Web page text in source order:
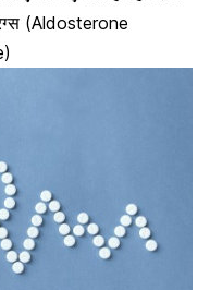
(Aldosterone